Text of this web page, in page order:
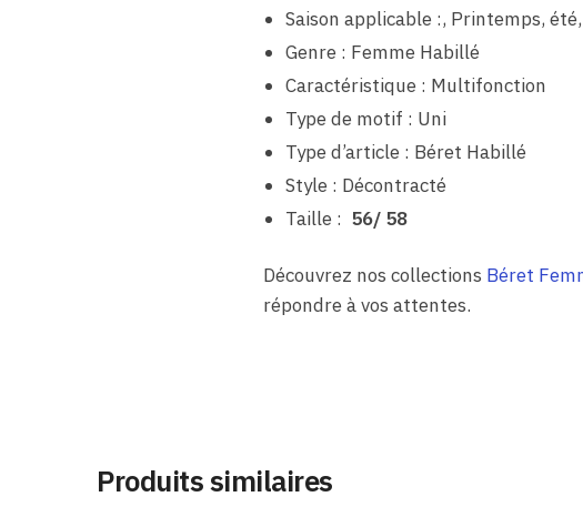
Saison applicable :, Printemps,
Genre : Femme Habillé
Caractéristique : Multifonction
Type de motif : Uni
Type d’article : Béret Habillé
Style : Décontracté
Taille : 56/ 58
Découvrez nos collections Béret
répondre à vos attentes.
Produits similaires